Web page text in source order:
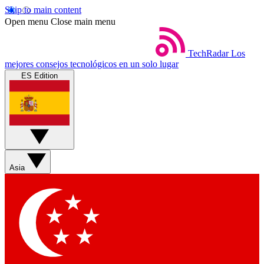
Skip to main content
Open menu Close main menu
TechRadar Los
mejores consejos tecnológicos en un solo lugar
ES Edition
Asia